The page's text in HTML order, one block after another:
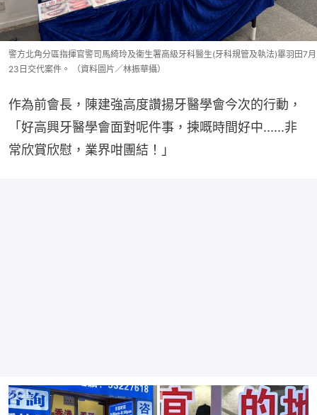
警方北角分區指揮官警司馬綺玲及衞生署高級牙科醫生(牙科規管及執法)畢羽田7月
23日交代案件。 （資料圖片／林振華攝）
作為前會長，陳建強高度讚揚牙醫學會今次的行動，
「好高興牙醫學會面對呢件事，揀嘅時間好中......非
常欣賞欣慰，業界咁團結！」